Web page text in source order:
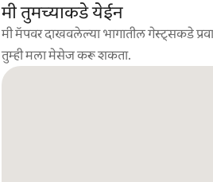
मी तुमच्याकडे येईन
मी मॅपवर दाखवलेल्या भागातील गेस्ट्सकडे
तुम्ही मला मेसेज करू शकता.